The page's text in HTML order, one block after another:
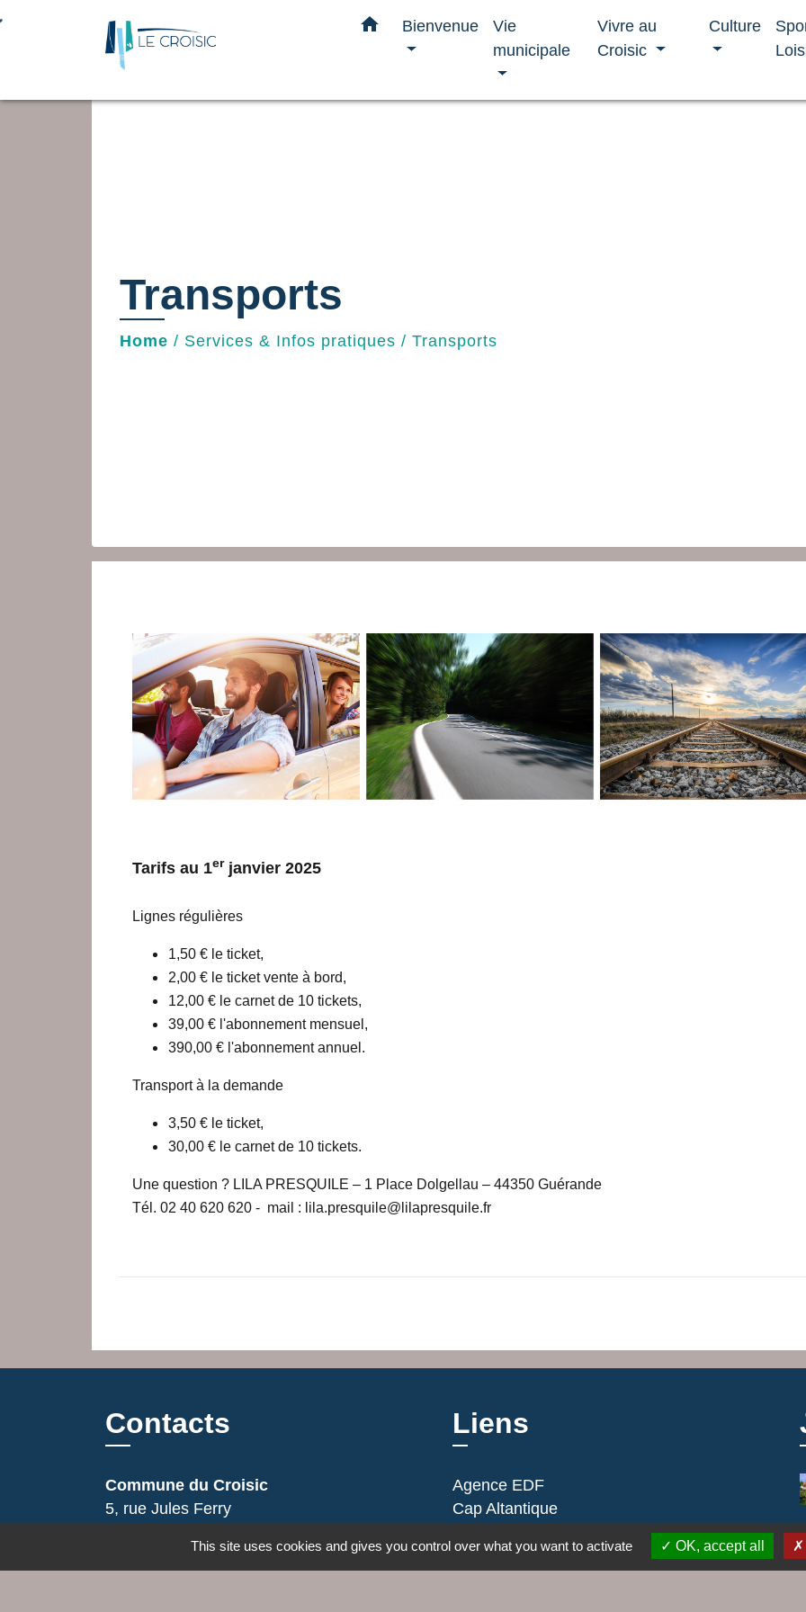
home Bienvenue
Vie
municipale
Vivre au
Croisic
Culture
Transports
Home / Services & Infos pratiques / Transports
Tarifs au 1erjanvier 2025
Lignes régulières
1,50 € le ticket,
2,00 € le ticket vente à bord,
12,00 € le carnet de 10 tickets,
39,00 € l'abonnement mensuel,
390,00 € l'abonnement annuel.
Transport à la demande
3,50 € le ticket,
30,00 € le carnet de 10 tickets.
Une question ? LILA PRESQUILE – 1 Place Dolgellau – 44350 Guérande
Tél. 02 40 620 620 - mail : lila.presquile@lilapresquile.fr
Contacts
Commune du Croisic
5, rue Jules Ferry
+33 2 28 56 78 50
Liens
Agence EDF
Cap Altantique
EDF emménagement
This site uses cookies and gives you control over what you want to activate OK, accept all